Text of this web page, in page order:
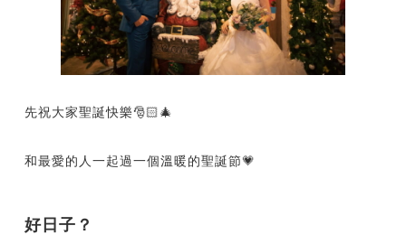
先祝大家聖誕快樂🎅🏻🎄
和最愛的人一起過一個溫暖的聖誕節💗
好日子？